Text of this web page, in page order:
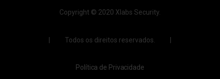
Copyright © 2020 Xlabs Security.
| Todos os direitos reservados. |
Política de Privacidade